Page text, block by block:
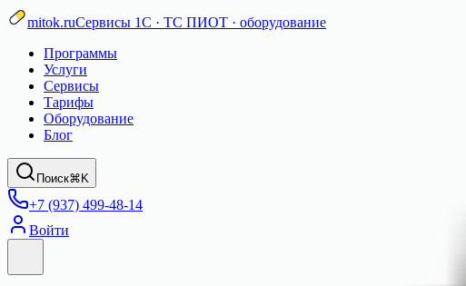
mitok.ruСервисы 1С · ТС ПИОТ · оборудование
Программы
Услуги
Сервисы
Тарифы
Оборудование
Блог
Поиск⌘K
+7 (937) 499-48-14
Войти